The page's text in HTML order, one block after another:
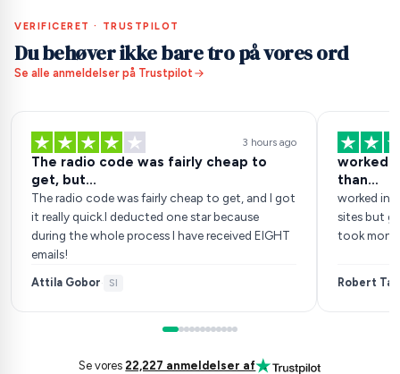
VERIFICERET · TRUSTPILOT
Du behøver ikke bare tro på vores ord
Se alle anmeldelser på Trustpilot
3 hours ago
The radio code was fairly cheap to
get, but...
The radio code was fairly cheap to get, and I got
it really quick.I deducted one star because
during the whole process I have received EIGHT
emails!
Attila Gobor· SI
worked
than…
worked
sites but
took
Robert
Se vores22,227 anmeldelser af